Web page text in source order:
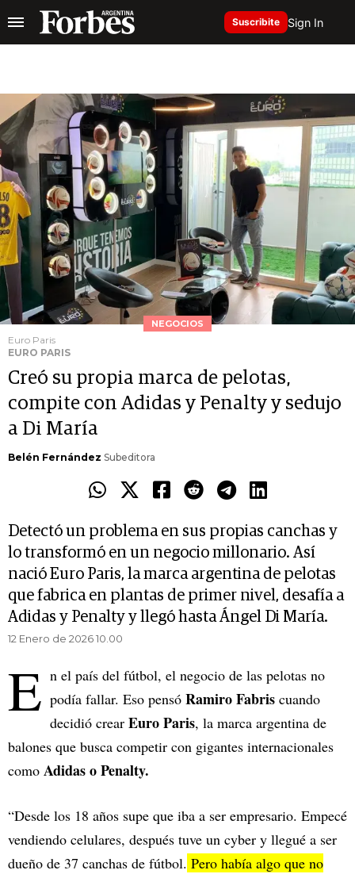
Suscribite Sign In
NEGOCIOS
Euro Paris
EURO PARIS
Creó su propia marca de pelotas,
compite con Adidas y Penalty y sedujo
a Di María
Belén Fernández Subeditora
Detectó un problema en sus propias canchas y
lo transformó en un negocio millonario. Así
nació Euro Paris, la marca argentina de pelotas
que fabrica en plantas de primer nivel, desafía a
Adidas y Penalty y llegó hasta Ángel Di María.
12 Enero de 2026 10.00
E n el país del fútbol, el negocio de las pelotas no
podía fallar. Eso pensó Ramiro Fabris cuando
decidió crear Euro Paris, la marca argentina de
balones que busca competir con gigantes internacionales
como Adidas o Penalty.
“Desde los 18 años supe que iba a ser empresario. Empecé
vendiendo celulares, después tuve un cyber y llegué a ser
dueño de 37 canchas de fútbol. Pero había algo que no